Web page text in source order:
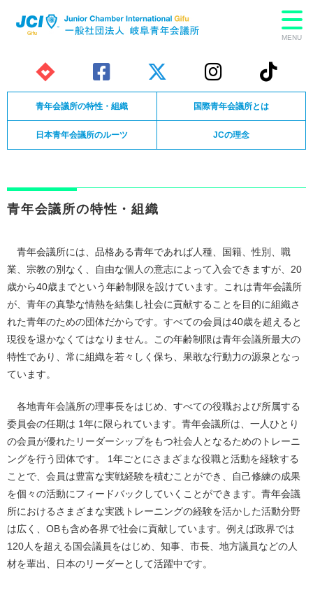
MENU
青年会議所の特性・組織 国際青年会議所とは
日本青年会議所のルーツ JCの理念
青年会議所の特性・組織
青年会議所には、品格ある青年であれば人種、国籍、性別、職
業、宗教の別なく、自由な個人の意志によって入会できますが、20
歳から40歳までという年齢制限を設けています。これは青年会議所
が、青年の真摯な情熱を結集し社会に貢献することを目的に組織さ
れた青年のための団体だからです。すべての会員は40歳を超えると
現役を退かなくてはなりません。この年齢制限は青年会議所最大の
特性であり、常に組織を若々しく保ち、果敢な行動力の源泉となっ
ています。
各地青年会議所の理事長をはじめ、すべての役職および所属する
委員会の任期は 1年に限られています。青年会議所は、一人ひとり
の会員が優れたリーダーシップをもつ社会人となるためのトレーニ
ングを行う団体です。 1年ごとにさまざまな役職と活動を経験する
ことで、会員は豊富な実戦経験を積むことができ、自己修練の成果
を個々の活動にフィードバックしていくことができます。青年会議
所におけるさまざまな実践トレーニングの経験を活かした活動分野
は広く、OBも含め各界で社会に貢献しています。例えば政界では
120人を超える国会議員をはじめ、知事、市長、地方議員などの人
材を輩出、日本のリーダーとして活躍中です。